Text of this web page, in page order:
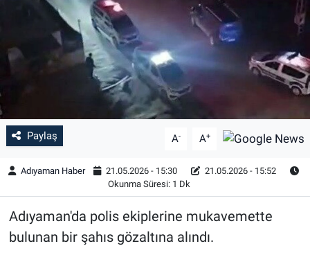
Paylaş A- A+
Adıyaman Haber 21.05.2026 - 15:30
21.05.2026 - 15:52
Okunma Süresi: 1 Dk
Adıyaman'da polis ekiplerine mukavemette
bulunan bir şahıs gözaltına alındı.
Özel Haber
Kültür Sanat
Ekonomi
BİLİM VE TEKNOLOJİ